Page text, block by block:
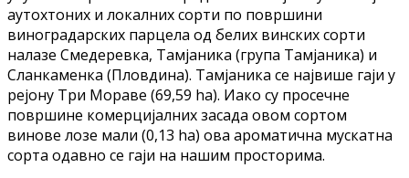
аутохтоних и локалних сорти по површини
виноградарских парцела од белих винских сорти
налазе Смедеревка, Тамјаника (група Тамјаника) и
Сланкаменка (Пловдина). Тамјаника се највише гаји у
рејону Три Мораве (69,59 ha). Иако су просечне
површине комерцијалних засада овом сортом
винове лозе мали (0,13 ha) ова ароматична мускатна
сорта одавно се гаји на нашим просторима.